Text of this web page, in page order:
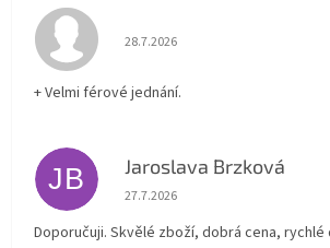
Hodnocení obchodu je 5 z 5
28.7.2026
+ Velmi férové jednání.
JB Jaroslava Brzková
Hodnocení obchodu je 5 z 5
27.7.2026
Doporučuji. Skvělé zboží, dobrá cena, rychlé